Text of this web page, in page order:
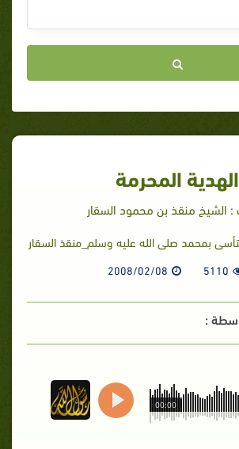
الهدية المحرمة
: الشيخ منقذ بن محمود السقار
بمحمد صلى الله عليه وسلم_منقذ السقار
5110
2008/02/08
:
00:00